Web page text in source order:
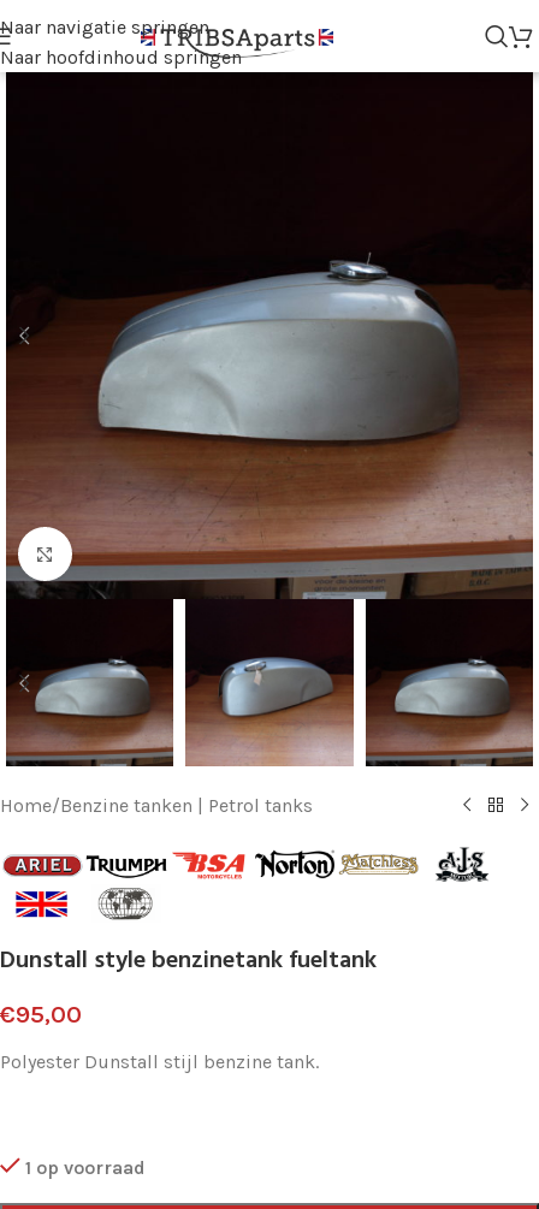
Naar navigatie springen
Naar hoofdinhoud springen
Klik voor vergroting
Home/Benzine tanken | Petrol tanks
Dunstall style benzinetank fueltank
€95,00
Polyester Dunstall stijl benzine tank.
1 op voorraad